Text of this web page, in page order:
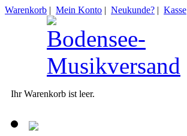
Warenkorb | Mein Konto | Neukunde? | Kasse
Ihr Warenkorb ist leer.